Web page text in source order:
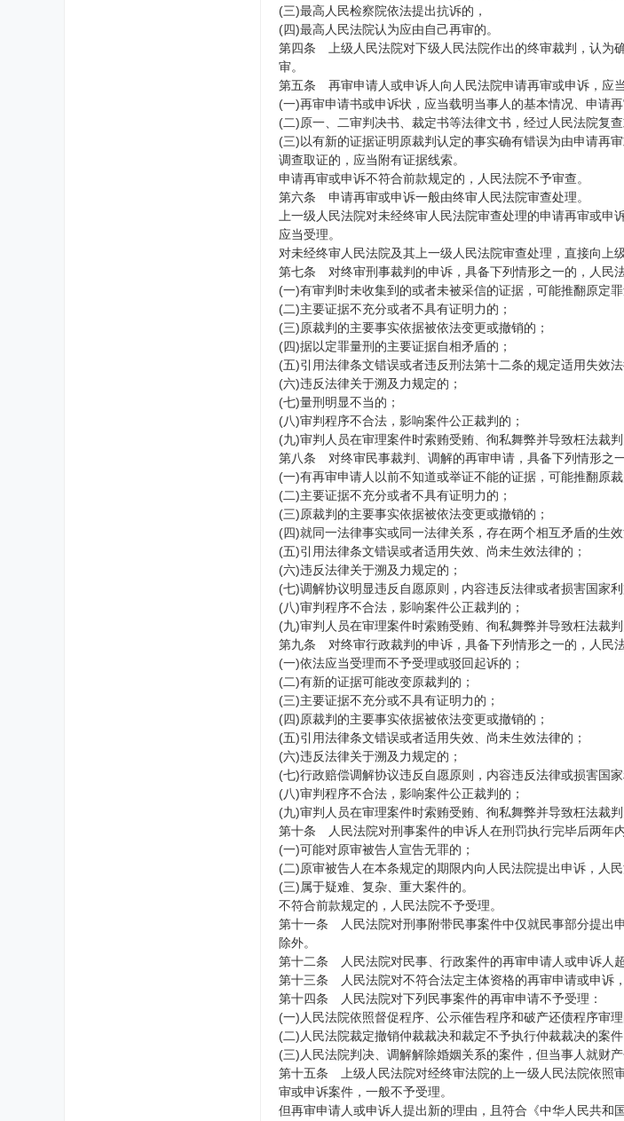
(三)最高人民检察院依法提出抗诉的，
(四)最高人民法院认为应由自己再审的。
第四条 上级人民法院对下级人民法院作出的终审裁判，认为
审。
第五条 再审申请人或申诉人向人民法院申请再审或申诉，应
(一)再审申请书或申诉状，应当载明当事人的基本情况、申请
(二)原一、二审判决书、裁定书等法律文书，经过人民法院复
(三)以有新的证据证明原裁判认定的事实确有错误为由申请再
调查取证的，应当附有证据线索。
申请再审或申诉不符合前款规定的，人民法院不予审查。
第六条 申请再审或申诉一般由终审人民法院审查处理。
上一级人民法院对未经终审人民法院审查处理的申请再审或
应当受理。
对未经终审人民法院及其上一级人民法院审查处理，直接向上
第七条 对终审刑事裁判的申诉，具备下列情形之一的，人民
(一)有审判时未收集到的或者未被采信的证据，可能推翻原定罪
(二)主要证据不充分或者不具有证明力的；
(三)原裁判的主要事实依据被依法变更或撤销的；
(四)据以定罪量刑的主要证据自相矛盾的；
(五)引用法律条文错误或者违反刑法第十二条的规定适用失效法
(六)违反法律关于溯及力规定的；
(七)量刑明显不当的；
(八)审判程序不合法，影响案件公正裁判的；
(九)审判人员在审理案件时索贿受贿、徇私舞弊并导致枉法裁判
第八条 对终审民事裁判、调解的再审申请，具备下列情形之
(一)有再审申请人以前不知道或举证不能的证据，可能推翻原裁
(二)主要证据不充分或者不具有证明力的；
(三)原裁判的主要事实依据被依法变更或撤销的；
(四)就同一法律事实或同一法律关系，存在两个相互矛盾的生
(五)引用法律条文错误或者适用失效、尚未生效法律的；
(六)违反法律关于溯及力规定的；
(七)调解协议明显违反自愿原则，内容违反法律或者损害国家
(八)审判程序不合法，影响案件公正裁判的；
(九)审判人员在审理案件时索贿受贿、徇私舞弊并导致枉法裁判
第九条 对终审行政裁判的申诉，具备下列情形之一的，人民
(一)依法应当受理而不予受理或驳回起诉的；
(二)有新的证据可能改变原裁判的；
(三)主要证据不充分或不具有证明力的；
(四)原裁判的主要事实依据被依法变更或撤销的；
(五)引用法律条文错误或者适用失效、尚未生效法律的；
(六)违反法律关于溯及力规定的；
(七)行政赔偿调解协议违反自愿原则，内容违反法律或损害国
(八)审判程序不合法，影响案件公正裁判的；
(九)审判人员在审理案件时索贿受贿、徇私舞弊并导致枉法裁判
第十条 人民法院对刑事案件的申诉人在刑罚执行完毕后两年
(一)可能对原审被告人宣告无罪的；
(二)原审被告人在本条规定的期限内向人民法院提出申诉，人民
(三)属于疑难、复杂、重大案件的。
不符合前款规定的，人民法院不予受理。
第十一条 人民法院对刑事附带民事案件中仅就民事部分提出
除外。
第十二条 人民法院对民事、行政案件的再审申请人或申诉人
第十三条 人民法院对不符合法定主体资格的再审申请或申诉，
第十四条 人民法院对下列民事案件的再审申请不予受理：
(一)人民法院依照督促程序、公示催告程序和破产还债程序审理
(二)人民法院裁定撤销仲裁裁决和裁定不予执行仲裁裁决的案件
(三)人民法院判决、调解解除婚姻关系的案件，但当事人就财产
第十五条 上级人民法院对经终审法院的上一级人民法院依照
审或申诉案件，一般不予受理。
但再审申请人或申诉人提出新的理由，且符合《中华人民共